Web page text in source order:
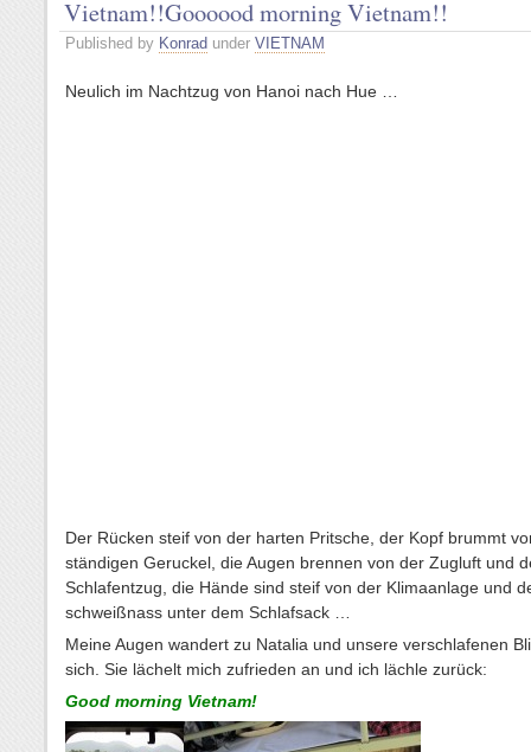
Vietnam!!Goooood morning Vietnam!!
Published by Konrad under VIETNAM
Neulich im Nachtzug von Hanoi nach Hue …
Der Rücken steif von der harten Pritsche, der Kopf brummt
ständigen Geruckel, die Augen brennen von der Zugluft und
Schlafentzug, die Hände sind steif von der Klimaanlage und
schweißnass unter dem Schlafsack …
Meine Augen wandert zu Natalia und unsere verschlafenen
sich. Sie lächelt mich zufrieden an und ich lächle zurück:
Good morning Vietnam!